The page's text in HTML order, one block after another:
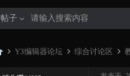
帖子
Y3编辑器论坛 综合讨论区